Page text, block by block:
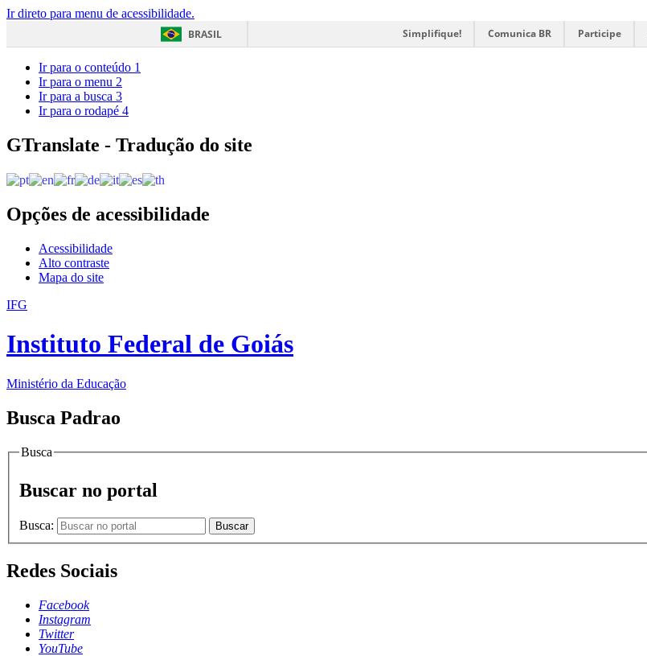
Ir direto para menu de acessibilidade.
BRASIL
Simplifique! Comunica BR Participe
Ir para o conteúdo 1
Ir para o menu 2
Ir para a busca 3
Ir para o rodapé 4
GTranslate - Tradução do site
Opções de acessibilidade
Acessibilidade
Alto contraste
Mapa do site
IFG
Instituto Federal de Goiás
Ministério da Educação
Busca Padrao
Busca
Buscar no portal
Busca: Buscar
Redes Sociais
Facebook
Instagram
Twitter
YouTube